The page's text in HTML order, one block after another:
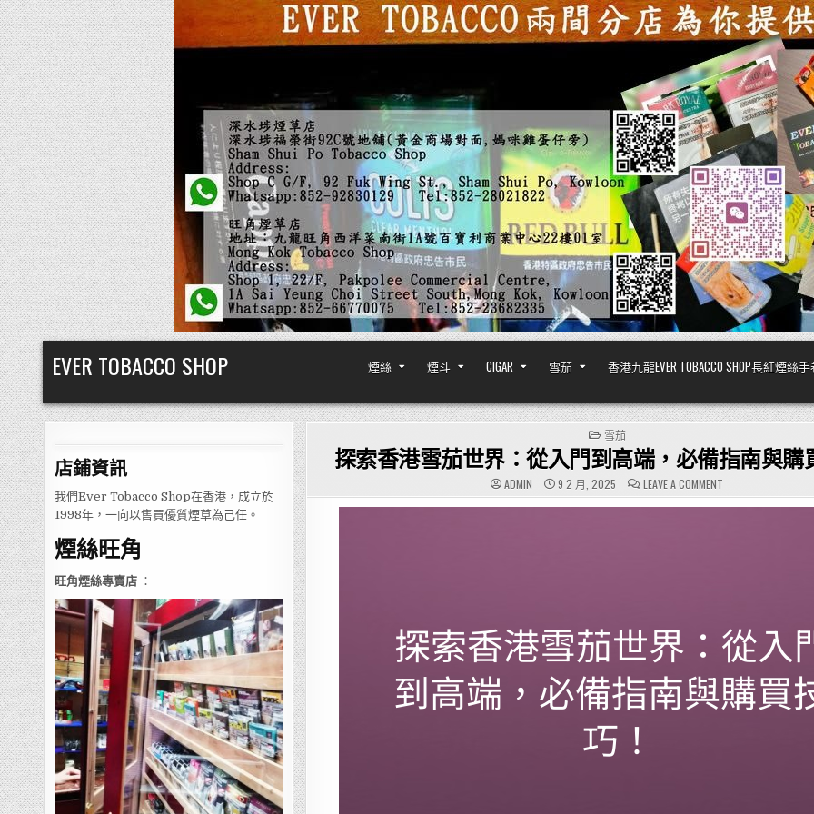
Skip
to
content
EVER TOBACCO SHOP 煙絲 煙斗 CIGAR 雪茄 香港九龍EVER TOBACCO SHOP長紅煙
店鋪資訊
我們Ever Tobacco Shop在香港，成立於
1998年，一向以售買優質煙草為己任。
煙絲旺角
旺角煙絲專賣店 ：
POSTED
IN
雪茄
探索香港雪茄世界：從入門到高端，必備指南與購
ADMIN 9 2 月, 2025 LEAVE A COMMENT
探
索
端，
必
備
指
南
與
購
買